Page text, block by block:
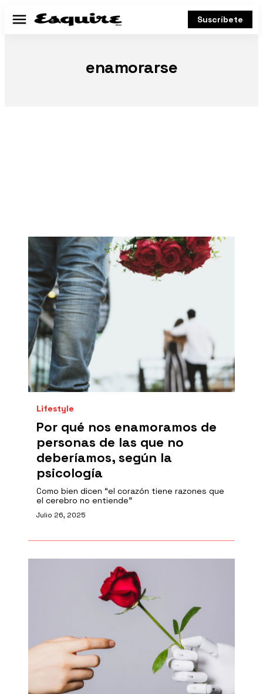
Menú Suscríbete
enamorarse
Lifestyle
Por qué nos enamoramos de
personas de las que no
deberíamos, según la
psicología
Como bien dicen “el corazón tiene razones que
el cerebro no entiende”
Julio 26, 2025